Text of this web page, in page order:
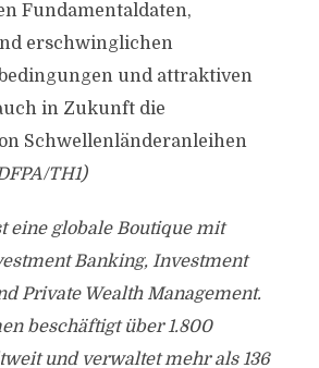
Fundamentaldaten,
erschwinglichen
und attraktiven
in Zukunft die
Schwellenländeranleihen
TH1)
eine globale Boutique mit
Banking, Investment
Private Wealth Management.
beschäftigt über 1.800
und verwaltet mehr als 136